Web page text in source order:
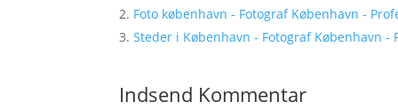
Foto københavn - Fotograf København -
Steder i København - Fotograf København
Indsend Kommentar